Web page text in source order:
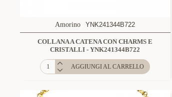
Amorino YNK241344B722
COLLANA A CATENA CON CHARMS E
CRISTALLI - YNK241344B722
AGGIUNGI AL CARRELLO